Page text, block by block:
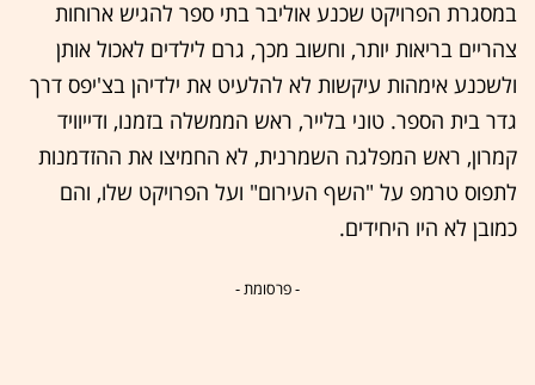
במסגרת הפרויקט שכנע אוליבר בתי ספר להגיש ארוחות
צהריים בריאות יותר, וחשוב מכך, גרם לילדים לאכול אותן
ולשכנע אימהות עיקשות לא להלעיט את ילדיהן בצ'יפס דרך
גדר בית הספר. טוני בלייר, ראש הממשלה בזמנו, ודייוויד
קמרון, ראש המפלגה השמרנית, לא החמיצו את ההזדמנות
לתפוס טרמפ על "השף העירום" ועל הפרויקט שלו, והם
כמובן לא היו היחידים.
- פרסומת -